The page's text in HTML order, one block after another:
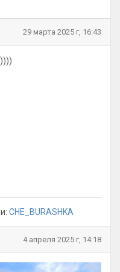
29 марта 2025 г, 16:43
CHE_BURASHKA
4 апреля 2025 г, 14:18